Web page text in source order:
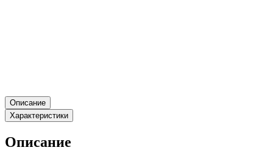
Описание
Характеристики
Описание